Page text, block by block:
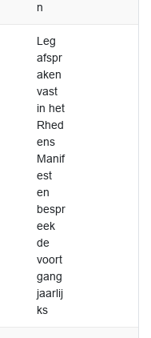
n
Leg
afspr
aken
vast
in het
Rhed
ens
Manif
est
en
bespr
eek
de
voort
gang
jaarlij
ks